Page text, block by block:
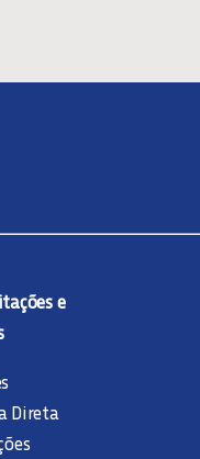
e
Direta